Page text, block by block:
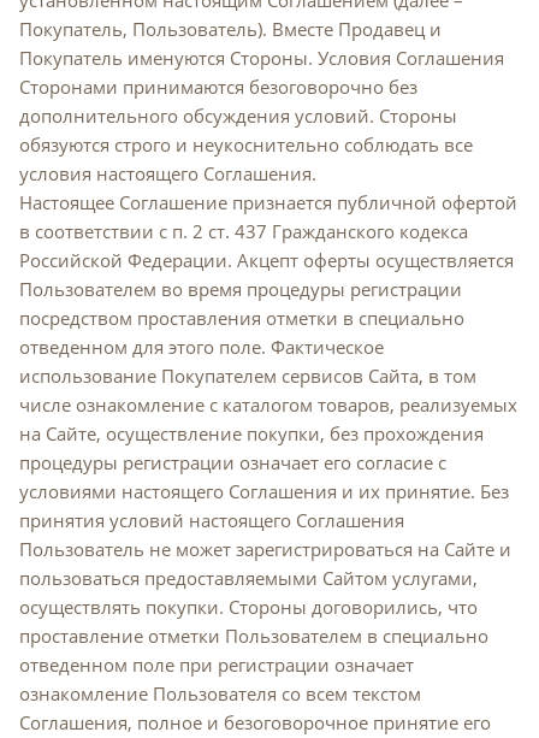
Покупатель, Пользователь). Вместе Продавец и
Покупатель именуются Стороны. Условия Соглашения
Сторонами принимаются безоговорочно без
дополнительного обсуждения условий. Стороны
обязуются строго и неукоснительно соблюдать все
условия настоящего Соглашения.
Настоящее Соглашение признается публичной офертой
в соответствии с п. 2 ст. 437 Гражданского кодекса
Российской Федерации. Акцепт оферты осуществляется
Пользователем во время процедуры регистрации
посредством проставления отметки в специально
отведенном для этого поле. Фактическое
использование Покупателем сервисов Сайта, в том
числе ознакомление с каталогом товаров, реализуемых
на Сайте, осуществление покупки, без прохождения
процедуры регистрации означает его согласие с
условиями настоящего Соглашения и их принятие. Без
принятия условий настоящего Соглашения
Пользователь не может зарегистрироваться на Сайте и
пользоваться предоставляемыми Сайтом услугами,
осуществлять покупки. Стороны договорились, что
проставление отметки Пользователем в специально
отведенном поле при регистрации означает
ознакомление Пользователя со всем текстом
Соглашения, полное и безоговорочное принятие его